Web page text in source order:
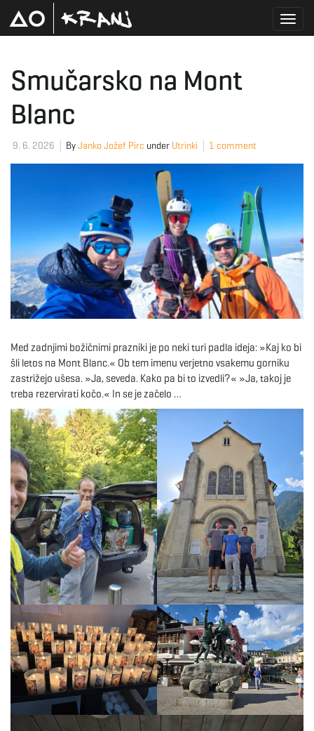
g
g
v
i
g
a
Smučarsko na Mont
Blanc
9. 6. 2026 ByJanko Jožef Pirc under Utrinki 1 comment
Med zadnjimi božičnimi prazniki je po neki turi padla ideja: »Kaj ko bi
šli letos na Mont Blanc.« Ob tem imenu verjetno vsakemu gorniku
zastrižejo ušesa. »Ja, seveda. Kako pa bi to izvedli?« »Ja, takoj je
treba rezervirati kočo.« In se je začelo …